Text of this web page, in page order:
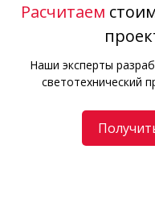
Расчитаем
Наши эксперты
светотехнический